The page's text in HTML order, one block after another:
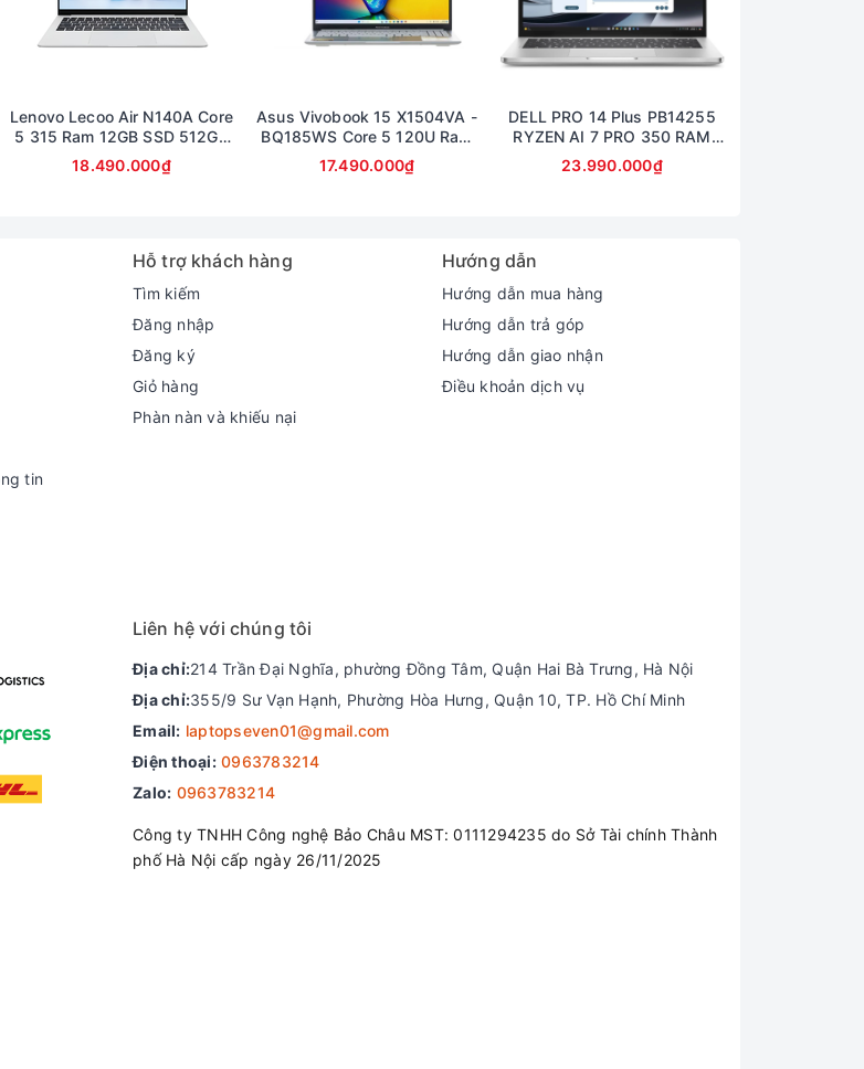
tôi có cơ sở tại Hà Nội, Đà Nẵng, Hồ Chí Minh quý khách hàng mua hàng tại bất
như Mỹ , Nhật , Úc , khối EU
Lenovo Lecoo Air N140A Core
5 315 Ram 12GB SSD 512GB
Màn hình 14inch FullHD
18.490.000₫
Asus Vivobook 15 X1504VA -
BQ185WS Core 5 120U Ram
16GB SSD 512GB Màn 15,6inch
FullHD
17.490.000₫
DELL PRO 14 Plus PB14255
RYZEN AI 7 PRO 350 RAM
32GB SSD 512GB AMD
RADEON 860M GRAPHICS
23.990.000₫
tin
Hỗ trợ khách hàng
Tìm kiếm
Đăng nhập
Đăng ký
Giỏ hàng
Phàn nàn và khiếu nại
Hướng dẫn
Hướng dẫn mua hàng
Hướng dẫn trả góp
Hướng dẫn giao nhận
Điều khoản dịch vụ
Liên hệ với chúng tôi
Địa chỉ:214 Trần Đại Nghĩa, phường Đồng Tâm, Quận Hai Bà Trưng, Hà Nội
Địa chỉ:355/9 Sư Vạn Hạnh, Phường Hòa Hưng, Quận 10, TP. Hồ Chí Minh
Email: laptopseven01@gmail.com
Điện thoại: 0963783214
Zalo: 0963783214
Công ty TNHH Công nghệ Bảo Châu MST: 0111294235 do Sở Tài chính Thành
phố Hà Nội cấp ngày 26/11/2025